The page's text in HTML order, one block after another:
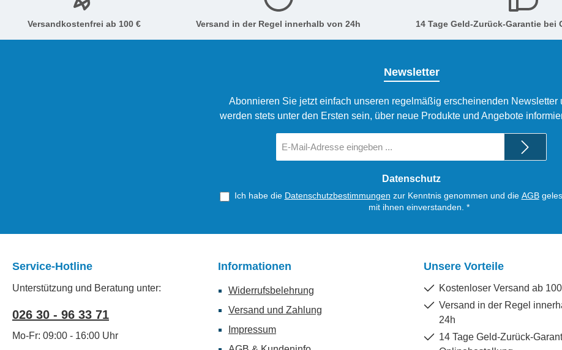
Versandkostenfrei ab 100 € Versand in der Regel innerhalb von 24h 14 Tage Geld-Zurück-Garantie bei
Newsletter
Abonnieren Sie jetzt einfach unseren regelmäßig erscheinenden Newsletter
werden stets unter den Ersten sein, über neue Produkte und Angebote
Mail-
Datenschutz
Ich habe die Datenschutzbestimmungen zur Kenntnis genommen und die AGB
mit ihnen einverstanden. *
Service-Hotline
Unterstützung und Beratung unter:
026 30 - 96 33 71
Mo-Fr: 09:00 - 16:00 Uhr
Informationen
Widerrufsbelehrung
Versand und Zahlung
Impressum
Unsere Vorteile
Kostenloser Versand ab
Versand in der Regel
24h
14 Tage Geld-Zurück-